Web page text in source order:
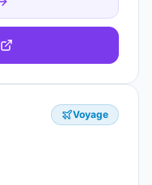
Voyage